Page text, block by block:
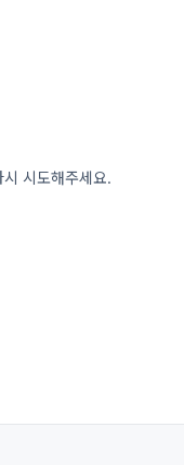
시도해주세요.